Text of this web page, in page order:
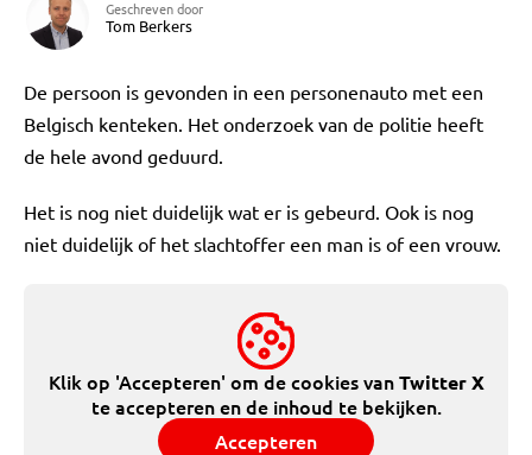
Geschreven door
Tom Berkers
De persoon is gevonden in een personenauto met een
Belgisch kenteken. Het onderzoek van de politie heeft
de hele avond geduurd.
Het is nog niet duidelijk wat er is gebeurd. Ook is nog
niet duidelijk of het slachtoffer een man is of een vrouw.
Klik op 'Accepteren' om de cookies vanTwitter X
te accepteren en de inhoud te bekijken.
Accepteren